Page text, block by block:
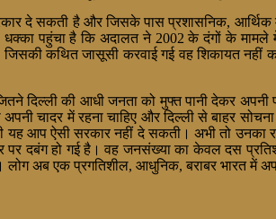
दे सकती है और जिसके पास प्रशासनिक, आर्थिक
धक्का पहुंचा है कि अदालत ने 2002 के दंगों के
कथित जासूसी करवाई गई वह शिकायत नहीं
दिल्ली की आधी जनता को मुफ्त पानी देकर
चादर में रहना चाहिए और दिल्ली से बाहर सोचना
ऐसी सरकार नहीं दे सकती। अभी तो उनका
पर दबंग हो गई है। वह जनसंख्या का केवल दस
लोग अब एक प्रगतिशील, आधुनिक, बराबर भारत